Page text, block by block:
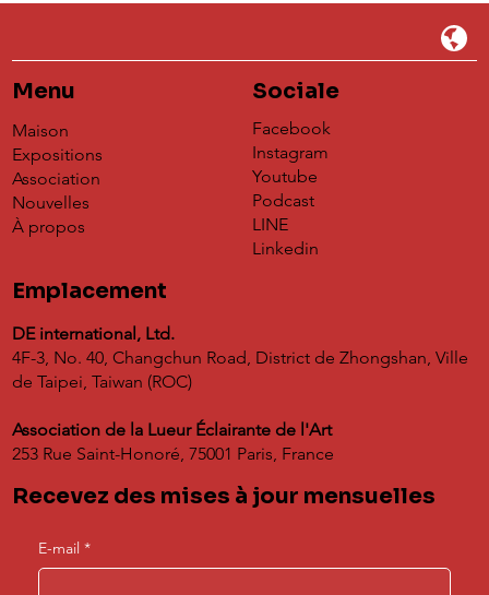
Menu
Maison
Expositions
Association
Nouvelles
À propos
Sociale
Facebook
Instagram
Youtube
Podcast
LINE
Linkedin
Emplacement
DE international, Ltd.
4F-3, No. 40, Changchun Road, District de Zhongshan, Ville
de Taipei, Taiwan (ROC)
Association de la Lueur Éclairante de l'Art
253 Rue Saint-Honoré, 75001 Paris, France
Recevez des mises à jour mensuelles
E-mail *